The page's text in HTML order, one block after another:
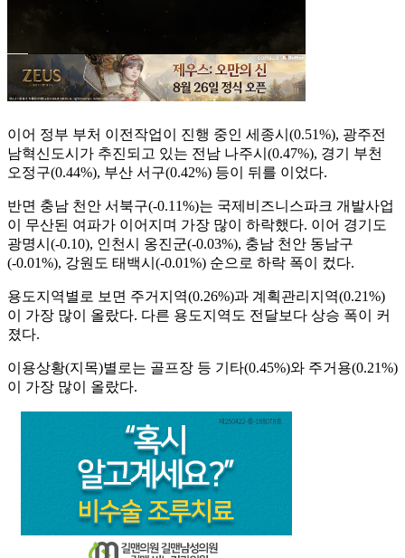
이어 정부 부처 이전작업이 진행 중인 세종시(0.51%), 광주전
남혁신도시가 추진되고 있는 전남 나주시(0.47%), 경기 부천
오정구(0.44%), 부산 서구(0.42%) 등이 뒤를 이었다.
반면 충남 천안 서북구(-0.11%)는 국제비즈니스파크 개발사업
이 무산된 여파가 이어지며 가장 많이 하락했다. 이어 경기도
광명시(-0.10), 인천시 옹진군(-0.03%), 충남 천안 동남구
(-0.01%), 강원도 태백시(-0.01%) 순으로 하락 폭이 컸다.
용도지역별로 보면 주거지역(0.26%)과 계획관리지역(0.21%)
이 가장 많이 올랐다. 다른 용도지역도 전달보다 상승 폭이 커
졌다.
이용상황(지목)별로는 골프장 등 기타(0.45%)와 주거용(0.21%)
이 가장 많이 올랐다.